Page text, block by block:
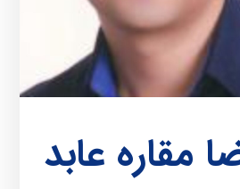
مقاره عابد